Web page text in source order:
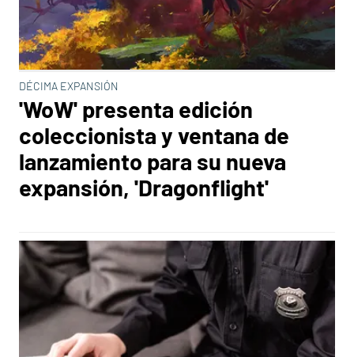
DÉCIMA EXPANSIÓN
'WoW' presenta edición
coleccionista y ventana de
lanzamiento para su nueva
expansión, 'Dragonflight'